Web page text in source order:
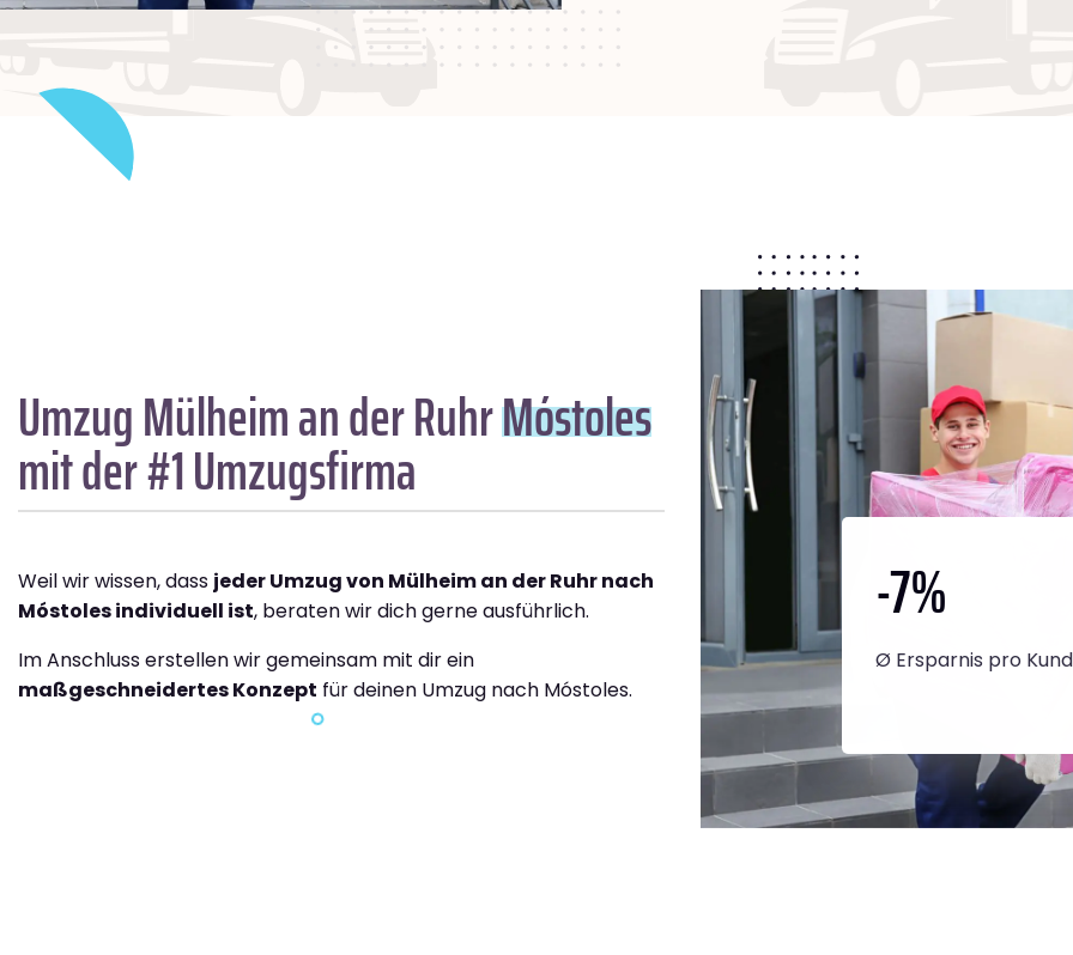
Umzug Mülheim an der RuhrMóstoles
mit der #1 Umzugsfirma
Weil wir wissen, dass jeder Umzug von Mülheim an der Ruhr nach
Móstoles individuell ist, beraten wir dich gerne ausführlich.
Im Anschluss erstellen wir gemeinsam mit dir ein
maßgeschneidertes Konzept für deinen Umzug nach Móstoles.
-7%
Ø Ersparnis pro